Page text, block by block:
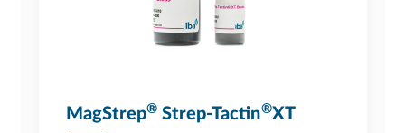
MagStrep®Strep-Tactin®XT